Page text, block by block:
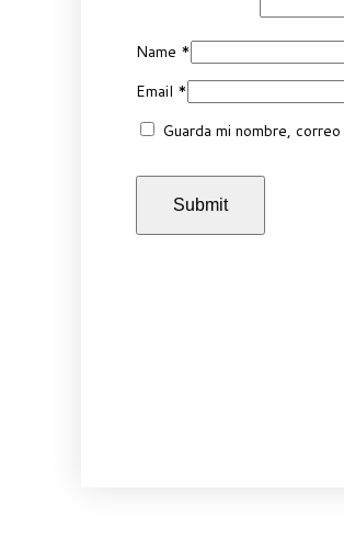
Name *
Email *
Guarda mi nombre,